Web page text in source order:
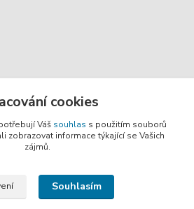
455 633cookies
Váš souhlas s použitím souborů
zobrazovat informace týkající se Vašich
zájmů.
Souhlasím